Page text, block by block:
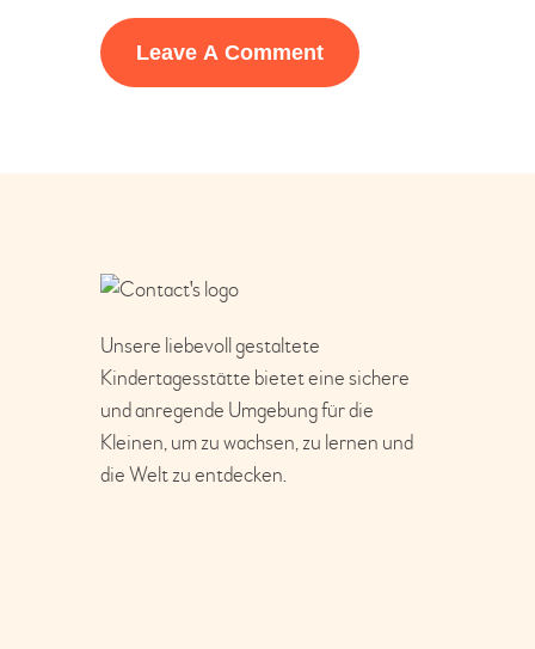
Unsere liebevoll gestaltete
Kindertagesstätte bietet eine sichere
und anregende Umgebung für die
Kleinen, um zu wachsen, zu lernen und
die Welt zu entdecken.